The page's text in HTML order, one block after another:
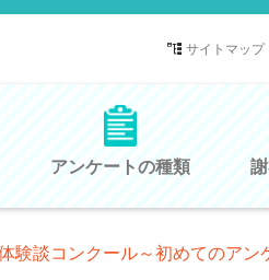
サイトマップ
アンケートの種類
験談コンクール～初めてのアン